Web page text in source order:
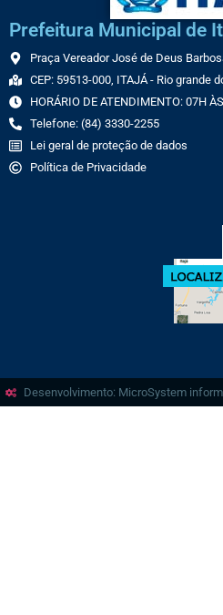
Prefeitura Municipal de
Praça Vereador José de Deus
CEP: 59513-000, ITAJÁ - Rio grande
HORÁRIO DE ATENDIMENTO: 07H
Telefone: (84) 3330-2255
Lei geral de proteção de dados
Política de Privacidade
Desenvolvimento: MicroSystem